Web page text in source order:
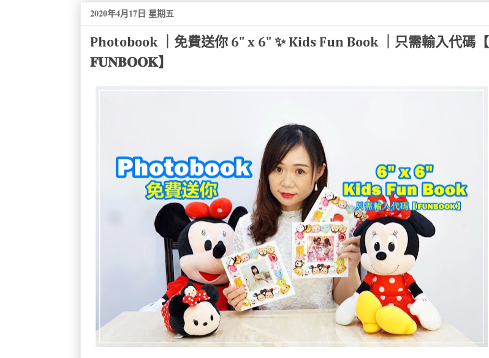
2020年4月17日 星期五
Photobook ｜免費送你 6" x 6" ✨ Kids Fun Book ｜只需輸入代碼【
𝐅𝐔𝐍𝐁𝐎𝐎𝐊】